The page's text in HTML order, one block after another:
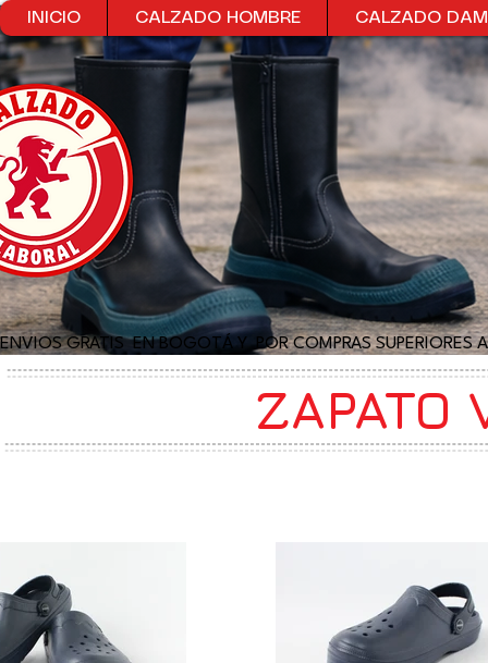
INICIO CALZADO HOMBRE CALZADO
ENVIOS GRATIS  EN BOGOTÁ Y  POR COMPRAS SUPERIORES
ZAPATO